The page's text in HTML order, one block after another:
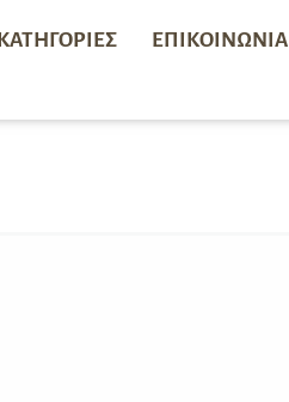
ΚΑΤΗΓΟΡΊΕΣ ΕΠΙΚΟΙΝΩΝΊΑ